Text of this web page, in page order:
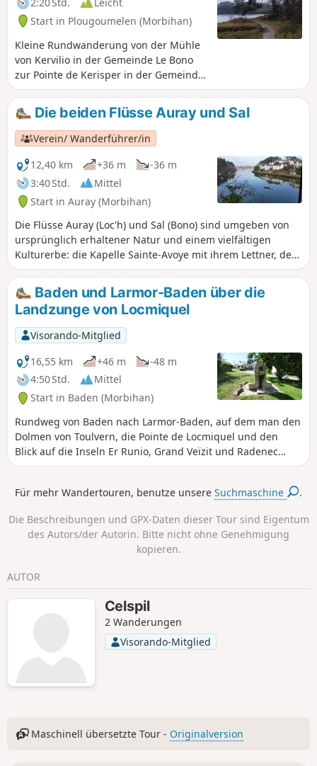
Start in Plougoumelen (Morbihan)
Kleine Rundwanderung von der Mühle
von Kervilio in der Gemeinde Le Bono
zur Pointe de Kerisper in der Gemeinde
Pluneret. Die Route folgt dem Fluss Le
Bono bis zu seiner Mündung in den
Fluss Auray, führt durch den Hafen und
über die alte Hängebrücke. Zu jeder
Jahreszeit begehbar, aber nach
Regenfällen sind gute Schuhe
erforderlich!
Die beiden Flüsse Auray und Sal
Verein/ Wanderführer/in
12,40 km
+36 m
-36 m
3:40 Std.
Mittel
Start in Auray (Morbihan)
Die Flüsse Auray (Loc'h) und Sal (Bono) sind umgeben von
ursprünglich erhaltener Natur und einem vielfältigen
Kulturerbe: die Kapelle Sainte-Avoye mit ihrem Lettner, der
Schiffsfriedhof und die alte Brücke von Le Bono.
Baden und Larmor-Baden über die
Landzunge von Locmiquel
Visorando-Mitglied
16,55 km
+46 m
-48 m
4:50 Std.
Mittel
Start in Baden (Morbihan)
Rundweg von Baden nach Larmor-Baden, auf dem man den
Dolmen von Toulvern, die Pointe de Locmiquel und den
Blick auf die Inseln Er Runio, Grand Veïzit und Radenec
entdecken kann.Bei Ebbe besteht die Möglichkeit, die „7
Für mehr Wandertouren, benutze unsereSuchmaschine .
Die Beschreibungen und GPX-Daten dieser Tour sind Eigentum
des Autors/der Autorin. Bitte nicht ohne Genehmigung
kopieren.
AUTOR
Celspil
2 Wanderungen
Visorando-Mitglied
Maschinell übersetzte Tour - Originalversion